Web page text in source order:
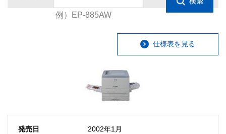
例）EP-885AW
仕様表を見る
発売日 2002年1月